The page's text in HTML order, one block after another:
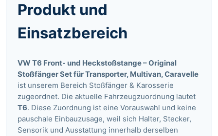
Produkt und
Einsatzbereich
VW T6 Front- und Heckstoßstange – Original
Stoßfänger Set für Transporter, Multivan, Caravelle
ist unserem Bereich Stoßfänger & Karosserie
zugeordnet. Die aktuelle Fahrzeugzuordnung lautet
T6. Diese Zuordnung ist eine Vorauswahl und keine
pauschale Einbauzusage, weil sich Halter, Stecker,
Sensorik und Ausstattung innerhalb derselben